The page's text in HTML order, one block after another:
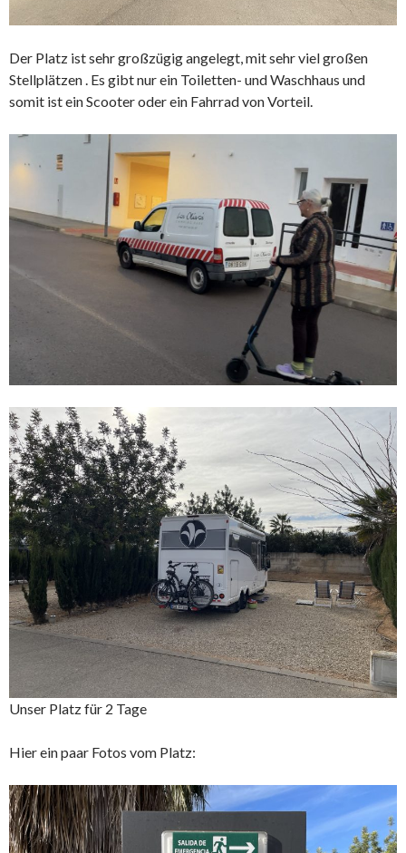
Der Platz ist sehr großzügig angelegt, mit sehr viel großen
Stellplätzen . Es gibt nur ein Toiletten- und Waschhaus und
somit ist ein Scooter oder ein Fahrrad von Vorteil.
Unser Platz für 2 Tage
Hier ein paar Fotos vom Platz: